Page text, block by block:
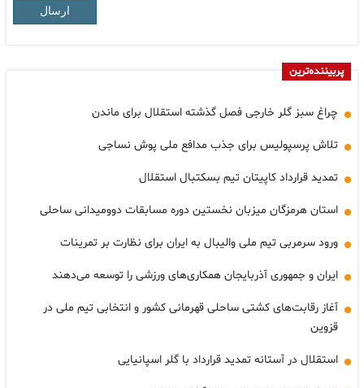
ارسال
پربیننده‌ترین
چراغ سبز گلر خارجی فصل گذشته استقلال برای ماندن
تلاش پرسپولیس برای جذب مدافع ملی پوش نساجی
تمدید قرارداد کاپیتان تیم بسکتبال استقلال
استان هرمزگان میزبان نخستین دوره مسابقات دوومیدانی ساحلی
ورود سرمربی تیم ملی والیبال به ایران برای نظارت بر تمرینات
ایران و جمهوری آذربایجان همکاری‌های ورزشی را توسعه می‌دهند
آغاز رقابت‌های کشتی ساحلی قهرمانی کشور و انتخابی تیم ملی در
قزوین
استقلال در آستانه تمدید قرارداد با گلر اسپانیایی